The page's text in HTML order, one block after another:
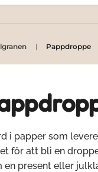
Pappdroppe
i papper som
för att bli en
en present eller